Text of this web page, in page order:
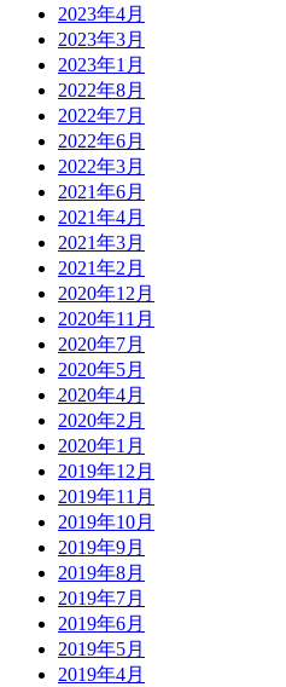
2023年4月
2023年3月
2023年1月
2022年8月
2022年7月
2022年6月
2022年3月
2021年6月
2021年4月
2021年3月
2021年2月
2020年12月
2020年11月
2020年7月
2020年5月
2020年4月
2020年2月
2020年1月
2019年12月
2019年11月
2019年10月
2019年9月
2019年8月
2019年7月
2019年6月
2019年5月
2019年4月